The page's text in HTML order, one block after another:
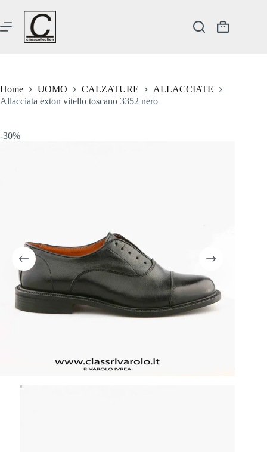
contenuto
Carrello
Home UOMO CALZATURE
ALLACCIATE
Allacciata exton vitello toscano 3352 nero
-30%